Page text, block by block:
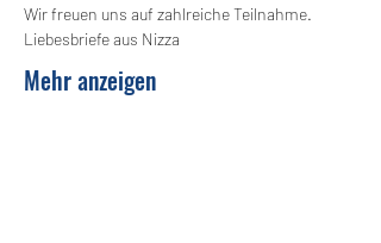
Wir freuen uns auf zahlreiche Teilnahme.
Liebesbriefe aus Nizza
Mehr anzeigen